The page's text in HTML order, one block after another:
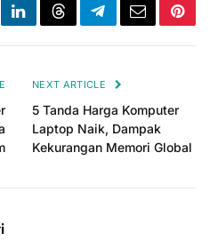
LinkedInThreadsTelegramEmail
NEXT ARTICLE
5 Tanda Harga Komputer
Laptop Naik, Dampak
Kekurangan Memori Global